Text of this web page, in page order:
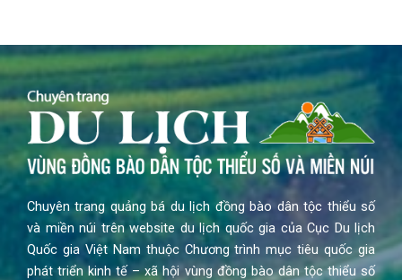
Chuyên trang quảng bá du lịch đồng bào dân tộc thiểu số
và miền núi trên website du lịch quốc gia của Cục Du lịch
Quốc gia Việt Nam thuộc Chương trình mục tiêu quốc gia
phát triển kinh tế – xã hội vùng đồng bào dân tộc thiểu số